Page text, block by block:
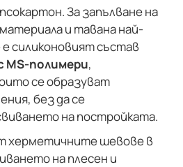
За запълване на
и тавана най-
силиконовият състав
MS-полимери,
се образуват
без да се
на постройката.
херметичните шевове в
на плесен и